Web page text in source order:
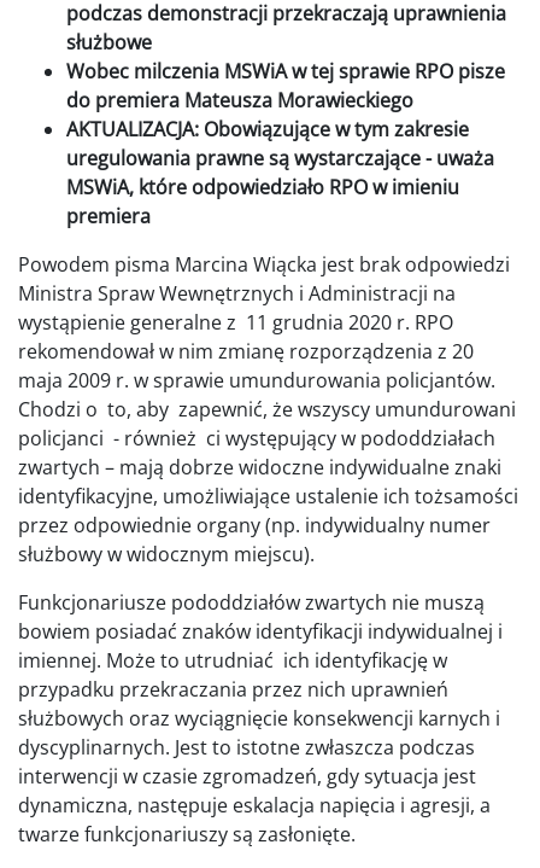
podczas demonstracji przekraczają uprawnienia
służbowe
Wobec milczenia MSWiA w tej sprawie RPO pisze
do premiera Mateusza Morawieckiego
AKTUALIZACJA: Obowiązujące w tym zakresie
uregulowania prawne są wystarczające - uważa
MSWiA, które odpowiedziało RPO w imieniu
premiera
Powodem pisma Marcina Wiącka jest brak odpowiedzi
Ministra Spraw Wewnętrznych i Administracji na
wystąpienie generalne z 11 grudnia 2020 r. RPO
rekomendował w nim zmianę rozporządzenia z 20
maja 2009 r. w sprawie umundurowania policjantów.
Chodzi o to, aby zapewnić, że wszyscy umundurowani
policjanci - również ci występujący w pododdziałach
zwartych – mają dobrze widoczne indywidualne znaki
identyfikacyjne, umożliwiające ustalenie ich tożsamości
przez odpowiednie organy (np. indywidualny numer
służbowy w widocznym miejscu).
Funkcjonariusze pododdziałów zwartych nie muszą
bowiem posiadać znaków identyfikacji indywidualnej i
imiennej. Może to utrudniać ich identyfikację w
przypadku przekraczania przez nich uprawnień
służbowych oraz wyciągnięcie konsekwencji karnych i
dyscyplinarnych. Jest to istotne zwłaszcza podczas
interwencji w czasie zgromadzeń, gdy sytuacja jest
dynamiczna, następuje eskalacja napięcia i agresji, a
twarze funkcjonariuszy są zasłonięte.